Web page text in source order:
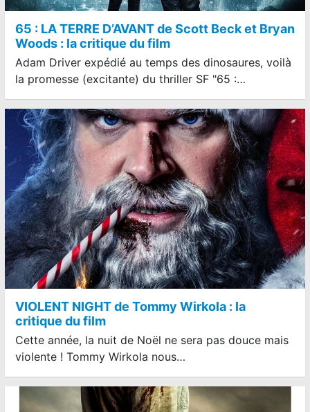
65 : LA TERRE D’AVANT de Scott Beck et Bryan
Woods : la critique du film
Adam Driver expédié au temps des dinosaures, voilà
la promesse (excitante) du thriller SF "65 :…
VIOLENT NIGHT de Tommy Wirkola : la
critique du film
Cette année, la nuit de Noël ne sera pas douce mais
violente ! Tommy Wirkola nous…